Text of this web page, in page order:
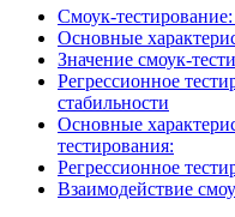
Смоук-
Основные
Значение смоук-
Регрессионное
стабильности
Основные
тестирования:
Регрессионное
Взаимодействие